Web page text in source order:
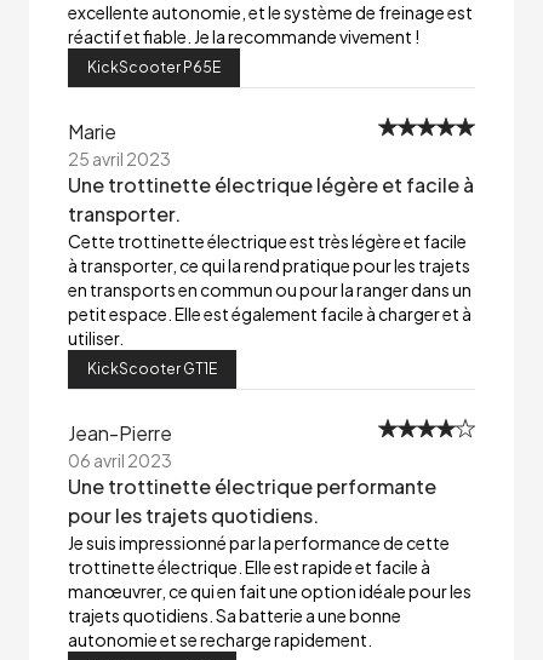
excellente autonomie, et le système de freinage est
réactif et fiable. Je la recommande vivement !
KickScooter P65E
Marie
25 avril 2023
Une trottinette électrique légère et facile à
transporter.
Cette trottinette électrique est très légère et facile
à transporter, ce qui la rend pratique pour les trajets
en transports en commun ou pour la ranger dans un
petit espace. Elle est également facile à charger et à
utiliser.
KickScooter GT1E
Jean-Pierre
06 avril 2023
Une trottinette électrique performante
pour les trajets quotidiens.
Je suis impressionné par la performance de cette
trottinette électrique. Elle est rapide et facile à
manœuvrer, ce qui en fait une option idéale pour les
trajets quotidiens. Sa batterie a une bonne
autonomie et se recharge rapidement.